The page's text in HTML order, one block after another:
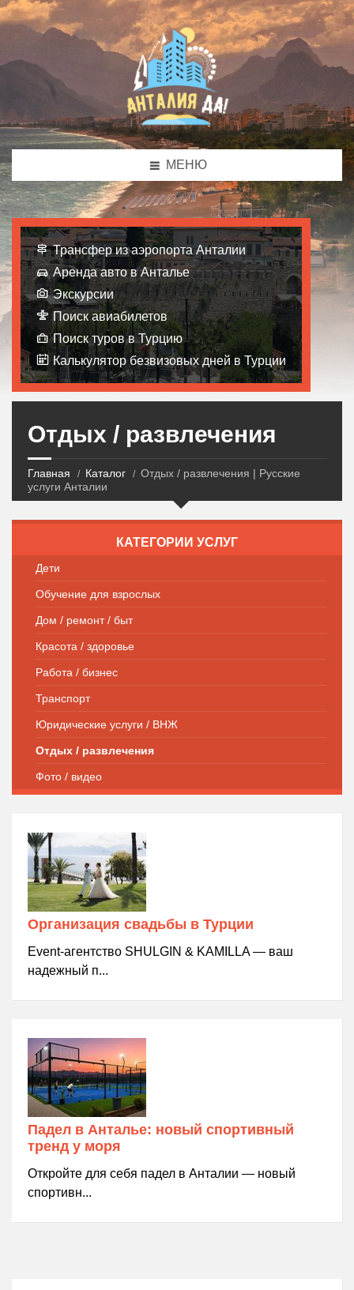
МЕНЮ
Трансфер из аэропорта Анталии
Аренда авто в Анталье
Экскурсии
Поиск авиабилетов
Поиск туров в Турцию
Калькулятор безвизовых дней в Турции
Отдых / развлечения
Главная Каталог
Отдых / развлечения | Русские
услуги Анталии
КАТЕГОРИИ УСЛУГ
Дети
Обучение для взрослых
Дом / ремонт / быт
Красота / здоровье
Работа / бизнес
Транспорт
Юридические услуги / ВНЖ
Отдых / развлечения
Фото / видео
Организация свадьбы в Турции
Event-агентство SHULGIN & KAMILLA — ваш
надежный п...
Падел в Анталье: новый спортивный
тренд у моря
Откройте для себя падел в Анталии — новый
спортивн...